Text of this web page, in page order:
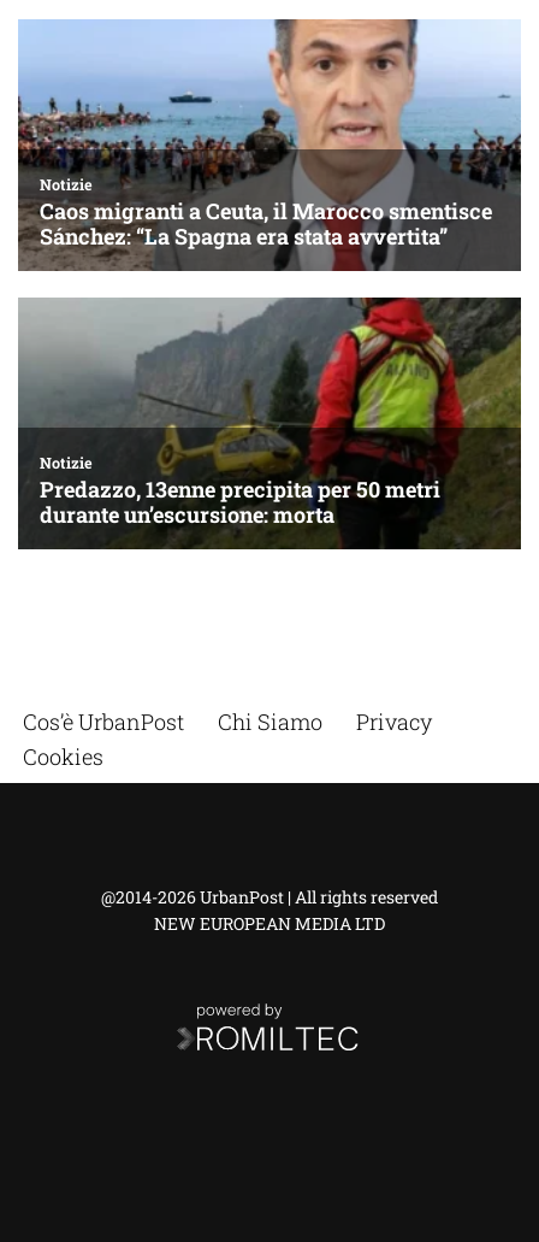
Cos’è UrbanPost Chi Siamo
Privacy
Cookies
@2014-2026 UrbanPost | All rights reserved
NEW EUROPEAN MEDIA LTD